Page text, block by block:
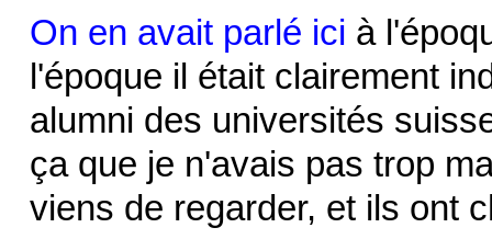
On en avait parlé ici à
l'époque il était clairement
alumni des universités
ça que je n'avais pas trop
viens de regarder, et ils ont